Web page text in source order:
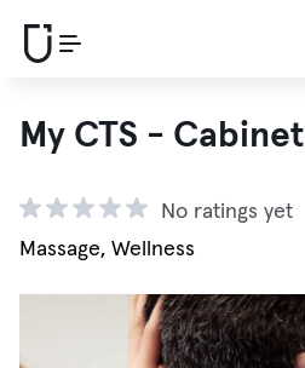
My CTS - Cabinet
No ratings yet
Massage, Wellness